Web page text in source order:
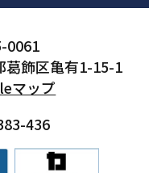
0061
葛飾区亀有1-15-1
マップ
436